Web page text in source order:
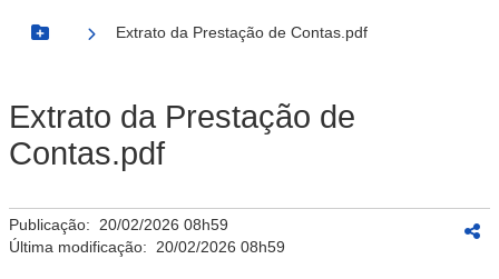
Botão Menu
Extrato da Prestação de Contas.pdf
Extrato da Prestação de
Contas.pdf
Publicação: 20/02/2026 08h59
Última modificação: 20/02/2026 08h59